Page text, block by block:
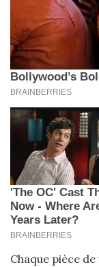
Chaque pièce